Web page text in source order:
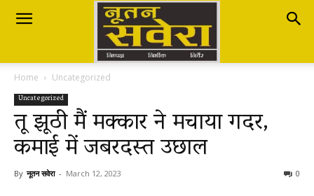
Nutan
Savera
नूतन
Home Uncategorized
Uncategorized
तू झूठी मैं मक्कार ने मचाया गदर,
कमाई में जबरदस्त उछाल
By नूतन सवेरा - March 12, 2023 0